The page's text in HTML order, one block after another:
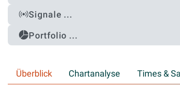
Signale ...
Portfolio ...
Überblick Chartanalyse Times &